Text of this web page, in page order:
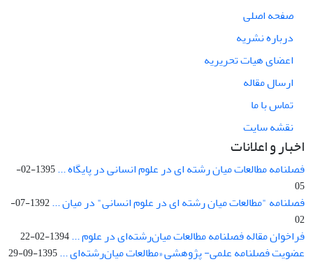
صفحه اصلی
درباره نشریه
اعضای هیات تحریریه
ارسال مقاله
تماس با ما
نقشه سایت
اخبار و اعلانات
فصلنامه مطالعات میان رشته ای در علوم انسانی در پایگاه ...
1395-02-
05
فصلنامه "مطالعات میان رشته ای در علوم انسانی" در میان ...
1392-07-
02
فراخوان مقاله فصلنامه مطالعات میان‌رشته‌ای در علوم ...1394-02-22
عضویت فصلنامه علمی- پژوهشی «مطالعات میان‌رشته‌ای ...1395-09-29